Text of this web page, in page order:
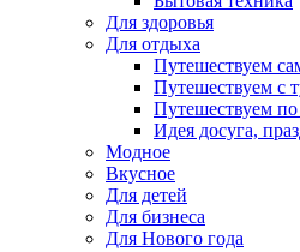
Для здоровья
Для отдыха
Путешествуем
Путешествуем с
Путешествуем
Идея досуга,
Модное
Вкусное
Для детей
Для бизнеса
Для Нового года